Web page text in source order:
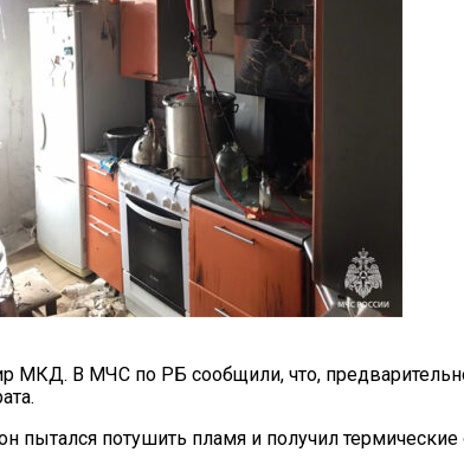
МКД. В МЧС по РБ сообщили, что,
пытался потушить пламя и получил